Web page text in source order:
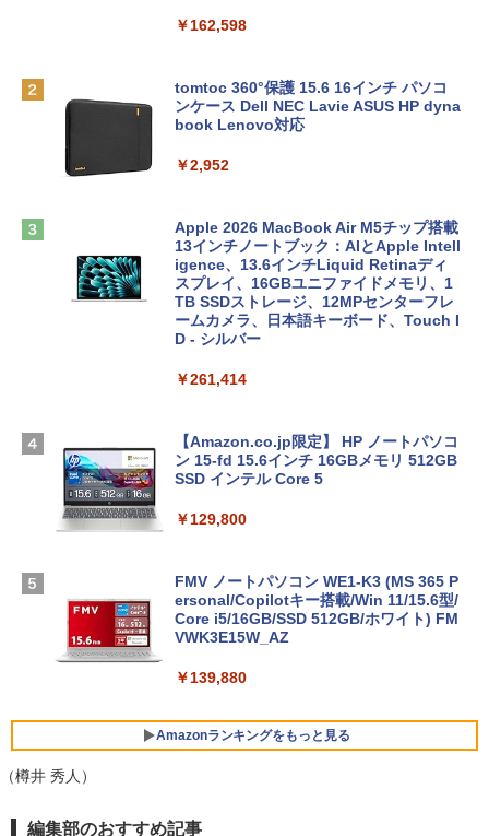
￥162,598
tomtoc 360°保護 15.6 16インチ パソコ
ンケース Dell NEC Lavie ASUS HP dyna
book Lenovo対応
￥2,952
Apple 2026 MacBook Air M5チップ搭載
13インチノートブック：AIとApple Intell
igence、13.6インチLiquid Retinaディ
スプレイ、16GBユニファイドメモリ、1
TB SSDストレージ、12MPセンターフレ
ームカメラ、日本語キーボード、Touch I
D - シルバー
￥261,414
【Amazon.co.jp限定】 HP ノートパソコ
ン 15-fd 15.6インチ 16GBメモリ 512GB
SSD インテル Core 5
￥129,800
FMV ノートパソコン WE1-K3 (MS 365 P
ersonal/Copilotキー搭載/Win 11/15.6型/
Core i5/16GB/SSD 512GB/ホワイト) FM
VWK3E15W_AZ
￥139,880
Amazonランキングをもっと見る
Robloxギフトカード - 800 Robux 【限
生成AIパスポート公式テキスト 第４版
Amazon Kindle Paperwhite (16GB) 7イ
（樽井 秀人）
編集部のおすすめ記事